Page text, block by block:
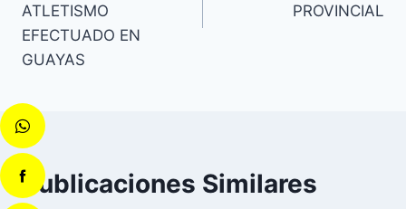
ATLETISMO
EFECTUADO EN
GUAYAS
PROVINCIAL
Publicaciones Similares